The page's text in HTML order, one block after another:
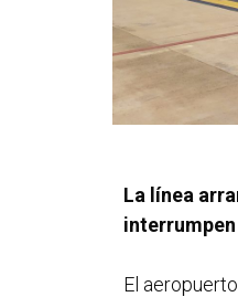
La línea
interrumpen
El